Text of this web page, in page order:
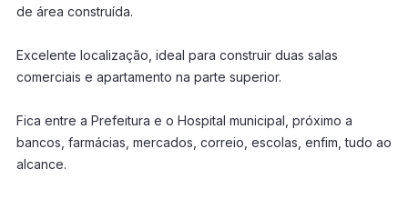
de área construída.
Excelente localização, ideal para construir duas salas
comerciais e apartamento na parte superior.
Fica entre a Prefeitura e o Hospital municipal, próximo a
bancos, farmácias, mercados, correio, escolas, enfim, tudo ao
alcance.